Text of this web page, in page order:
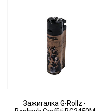
Зажигалка G-Rollz -